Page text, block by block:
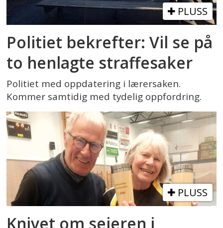
PLUSS
Politiet bekrefter: Vil se på
to henlagte straffesaker
Politiet med oppdatering i lærersaken.
Kommer samtidig med tydelig oppfordring.
PLUSS
Knivet om seieren i